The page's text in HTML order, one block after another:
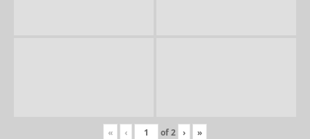
« ‹ of2 › »